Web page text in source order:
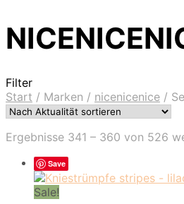
Filter
Start / Marken / nicenicenice /
Ergebnisse 341 – 360 von 526
Save
Sale!